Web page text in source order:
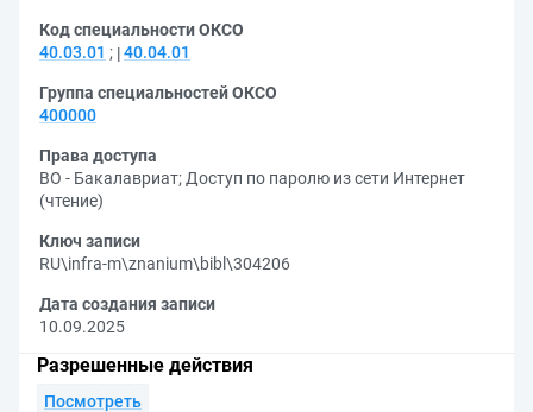
Код специальности ОКСО
40.03.01 ; 40.04.01
Группа специальностей ОКСО
400000
Права доступа
ВО - Бакалавриат; Доступ по паролю из сети Интернет
(чтение)
Ключ записи
RU\infra-m\znanium\bibl\304206
Дата создания записи
10.09.2025
Разрешенные действия
Посмотреть